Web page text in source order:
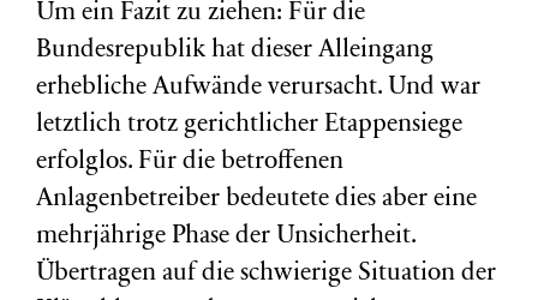
Um ein Fazit zu ziehen: Für die
Bundesrepublik hat dieser Alleingang
erhebliche Aufwände verursacht. Und war
letztlich trotz gerichtlicher Etappensiege
erfolglos. Für die betroffenen
Anlagenbetreiber bedeutete dies aber eine
mehrjährige Phase der Unsicherheit.
Übertragen auf die schwierige Situation der